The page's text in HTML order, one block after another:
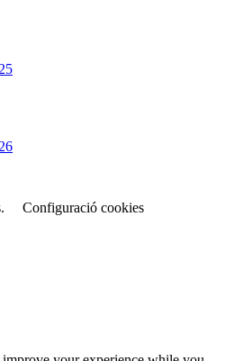
Configuració cookies